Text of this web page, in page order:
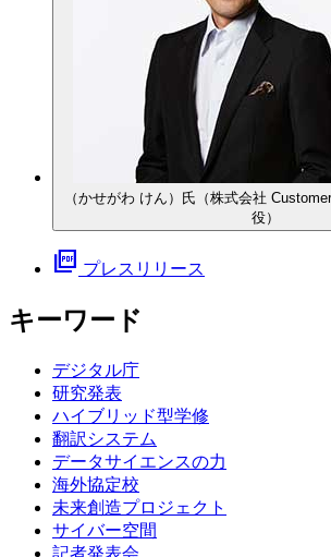
（かせがわ けん）氏（株式会社
役）
picture_as_pdf プレスリリース
キーワード
デジタル庁
研究発表
ハイブリッド型学修
翻訳システム
データサイエンスの力
海外協定校
未来創造プロジェクト
サイバー空間